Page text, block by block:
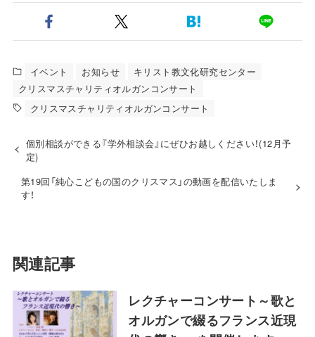
イベント お知らせ
キリスト教文化研究センター
クリスマスチャリティオルガンコンサート
クリスマスチャリティオルガンコンサート
個別相談ができる『学外相談会』にぜひお越しください！(12月予
定)
第19回「純心こどもの国のクリスマス」の動画を配信いたしま
す！
関連記事
レクチャーコンサート～歌と
オルガンで綴るフランス近現